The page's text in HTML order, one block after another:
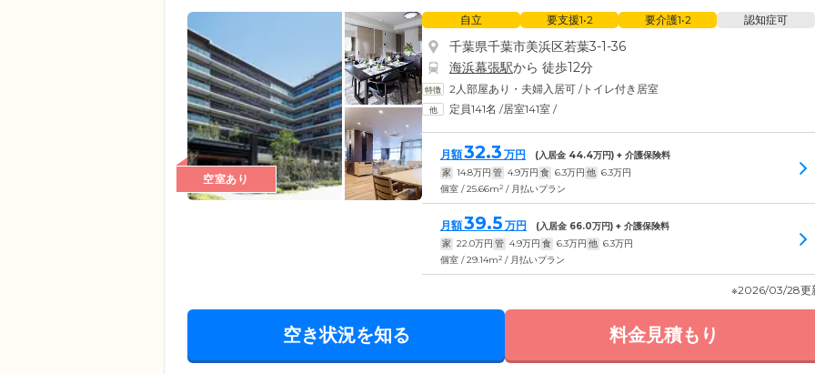
空室あり
自立 要支援1•2 要介護1•2 認知症可
千葉県千葉市美浜区若葉3-1-36
海浜幕張駅から 徒歩12分
2人部屋あり・夫婦入居可 /トイレ付き居室
定員141名 /居室141室 /
月額32.3 万円 (入居金 44.4万円) + 介護保険料
家 14.8万円 管 4.9万円 食 6.3万円 他 6.3万円
個室 / 25.66m2 / 月払いプラン
月額39.5 万円 (入居金 66.0万円) + 介護保険料
家 22.0万円 管 4.9万円 食 6.3万円 他 6.3万円
個室 / 29.14m2 / 月払いプラン
※2026/03/28更
空き状況を知る 料金見積もり